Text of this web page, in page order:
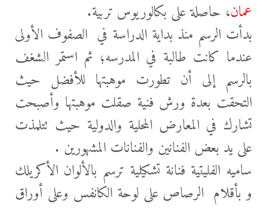
عمان، حاصلة على بكالوريوس تربية.
بدأت الرسم منذ بداية الدراسة في الصفوف الأولى
عندما كانت طالبة في المدرسه؛ ثم استمر الشغف
بالرسم إلى أن تطورت موهبتها للأفضل حيث
التحقت بعدة ورش فنية صقلت موهبتها وأصبحت
تشارك في المعارض المحلية والدولية حيث تتلمذت
على يد بعض الفنانين والفنانات المشهورين .
ساميه الفليتية فنانة تشكيلية ترسم بالألوان الأكريلك
و بأقلام الرصاص على لوحة الكانفس وعلى أوراق